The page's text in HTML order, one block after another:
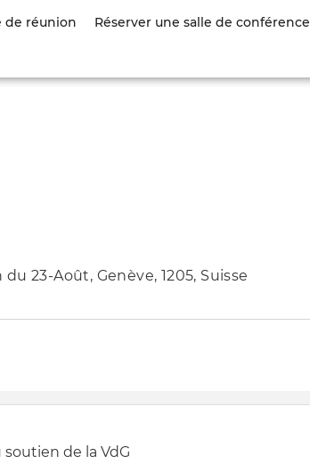
principal
de réunion Réserver une salle de conférence
23-Août, Genève, 1205, Suisse
de la VdG